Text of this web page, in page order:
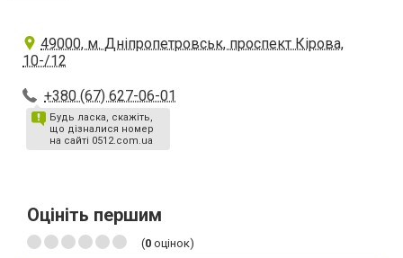
49000, м. Дніпропетровськ, проспект Кірова,
10-/12
+380 (67) 627-06-01
Будь ласка, скажіть,
що дізналися номер
на сайті 0512.com.ua
Оцініть першим
(0 оцінок)